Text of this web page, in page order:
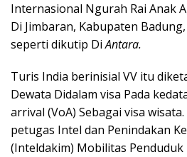
Internasional Ngurah Rai Anak
Di Jimbaran, Kabupaten
seperti dikutip DiAntara.
Turis India berinisial VV itu
Dewata Didalam visa Pada
arrival (VoA) Sebagai visa
petugas Intel dan Penindakan
(Inteldakim) Mobilitas